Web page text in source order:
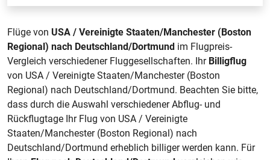
Flüge von USA / Vereinigte Staaten/Manchester (Boston
Regional) nach Deutschland/Dortmund im Flugpreis-
Vergleich verschiedener Fluggesellschaften. Ihr Billigflug
von USA / Vereinigte Staaten/Manchester (Boston
Regional) nach Deutschland/Dortmund. Beachten Sie bitte,
dass durch die Auswahl verschiedener Abflug- und
Rückflugtage Ihr Flug von USA / Vereinigte
Staaten/Manchester (Boston Regional) nach
Deutschland/Dortmund erheblich billiger werden kann. Für